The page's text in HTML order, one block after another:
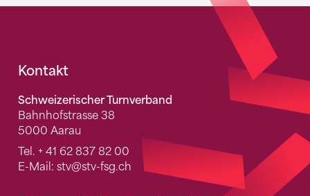
Fusszeile
Kontakt
Schweizerischer Turnverband
Bahnhofstrasse 38
5000 Aarau
Tel. + 41 62 837 82 00
E-Mail: stv@stv-fsg.ch